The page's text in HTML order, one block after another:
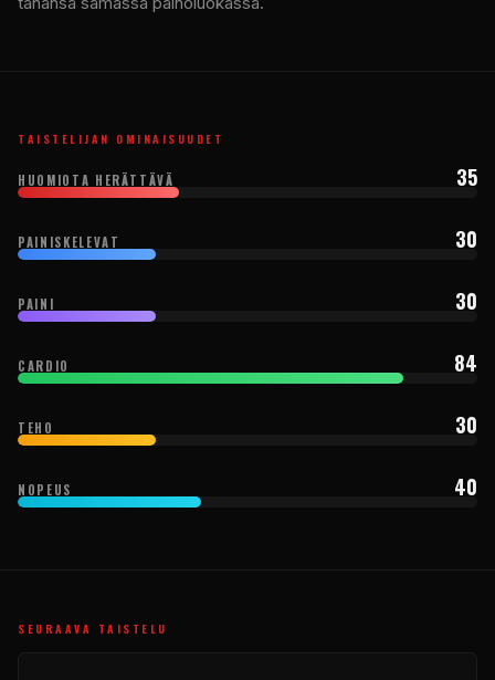
TAISTELIJAN OMINAISUUDET
HUOMIOTA HERÄTTÄVÄ 35
PAINISKELEVAT 30
PAINI 30
CARDIO 84
TEHO 30
NOPEUS 40
SEURAAVA TAISTELU